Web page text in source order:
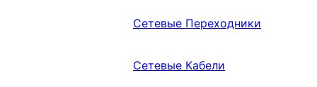
Сетевые Переходники
Сетевые Кабели